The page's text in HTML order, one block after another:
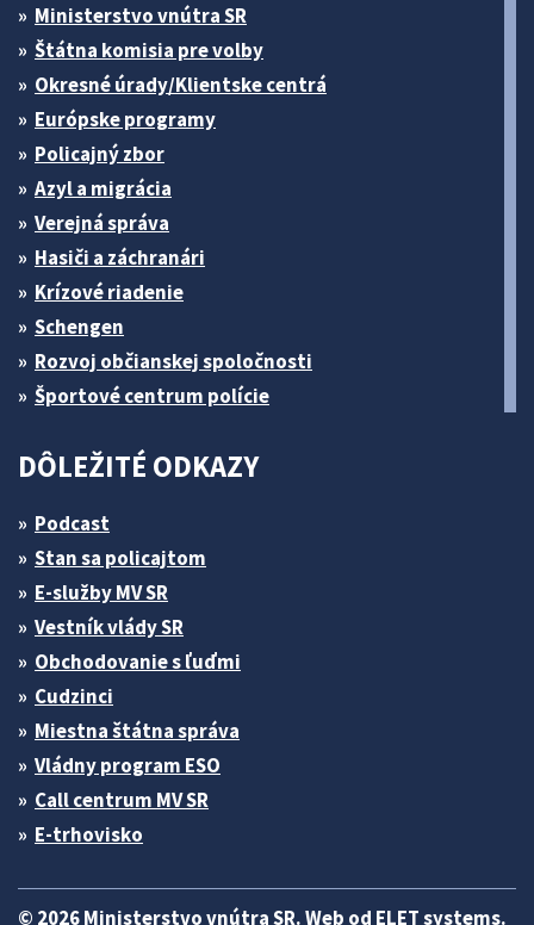
Ministerstvo vnútra SR
Štátna komisia pre volby
Okresné úrady/Klientske centrá
Európske programy
Policajný zbor
Azyl a migrácia
Verejná správa
Hasiči a záchranári
Krízové riadenie
Schengen
Rozvoj občianskej spoločnosti
Športové centrum polície
DÔLEŽITÉ ODKAZY
Podcast
Stan sa policajtom
E-služby MV SR
Vestník vlády SR
Obchodovanie s ľuďmi
Cudzinci
Miestna štátna správa
Vládny program ESO
Call centrum MV SR
E-trhovisko
© 2026 Ministerstvo vnútra SR. Web od ELET systems.